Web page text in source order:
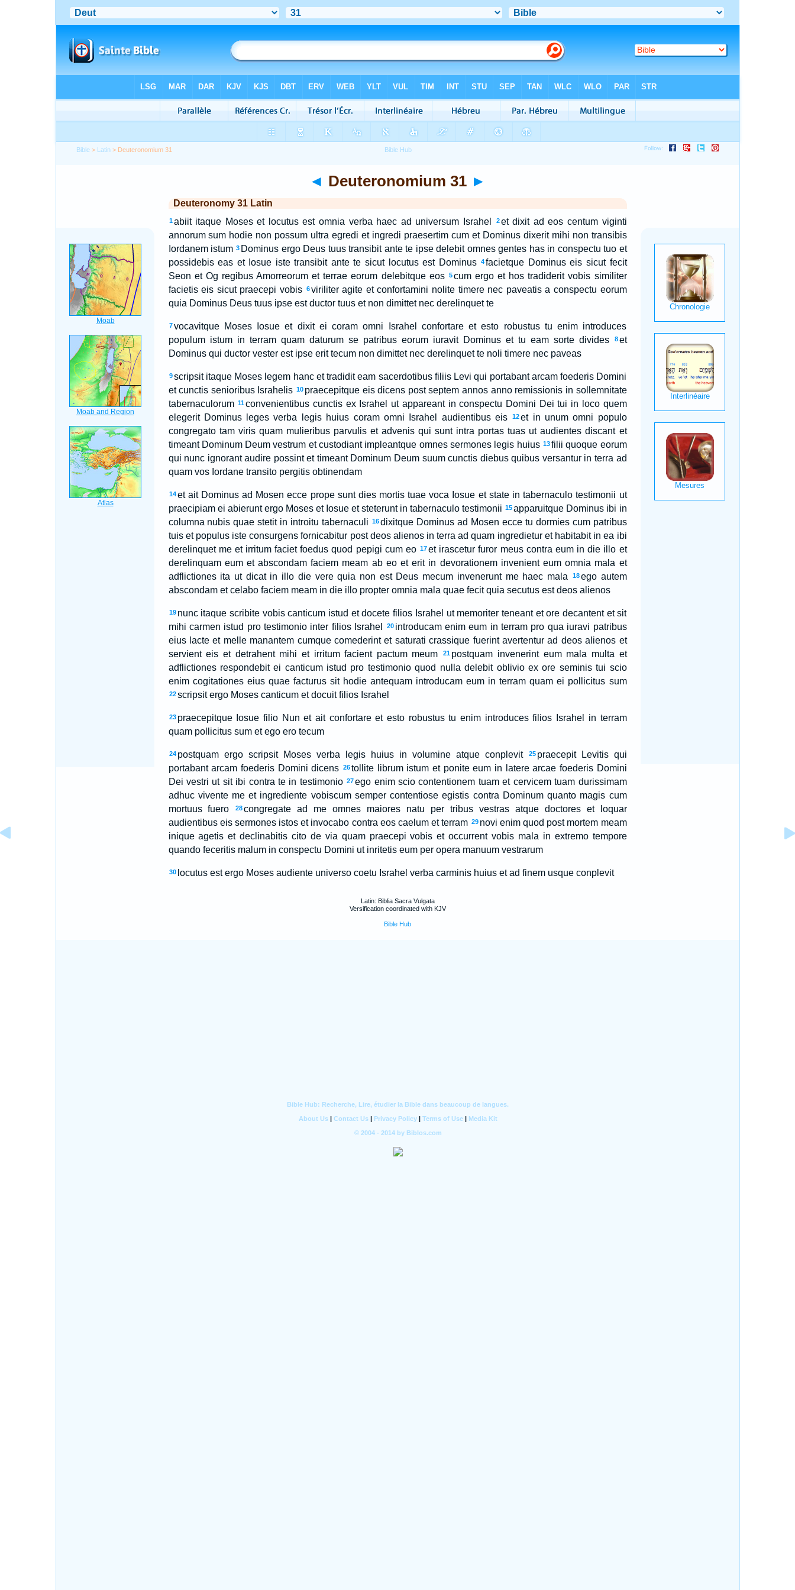
Bible > Latin > Deuteronomium 31
◄ Deuteronomium 31 ►
Deuteronomy 31 Latin
1 abiit itaque Moses et locutus est omnia verba haec ad universum Israhel 2 et dixit ad eos centum viginti
annorum sum hodie non possum ultra egredi et ingredi praesertim cum et Dominus dixerit mihi non transibis
Iordanem istum 3 Dominus ergo Deus tuus transibit ante te ipse delebit omnes gentes has in conspectu tuo et
possidebis eas et Iosue iste transibit ante te sicut locutus est Dominus
4facietque Dominus eis sicut fecit
Seon et Og regibus Amorreorum et terrae eorum delebitque eos
5cum ergo et hos tradiderit vobis similiter
facietis eis sicut praecepi vobis 6 viriliter agite et confortamini nolite timere nec paveatis a conspectu eorum
quia Dominus Deus tuus ipse est ductor tuus et non dimittet nec derelinquet te
7 vocavitque Moses Iosue et dixit ei coram omni Israhel confortare et esto robustus tu enim introduces
populum istum in terram quam daturum se patribus eorum iuravit Dominus et tu eam sorte divides
8 et
Dominus qui ductor vester est ipse erit tecum non dimittet nec derelinquet te noli timere nec paveas
9 scripsit itaque Moses legem hanc et tradidit eam sacerdotibus filiis Levi qui portabant arcam foederis Domini
et cunctis senioribus Israhelis 10 praecepitque eis dicens post septem annos anno remissionis in sollemnitate
tabernaculorum 11convenientibus cunctis ex Israhel ut appareant in conspectu Domini Dei tui in loco quem
elegerit Dominus leges verba legis huius coram omni Israhel audientibus eis
12et in unum omni populo
congregato tam viris quam mulieribus parvulis et advenis qui sunt intra portas tuas ut audientes discant et
timeant Dominum Deum vestrum et custodiant impleantque omnes sermones legis huius 13filii quoque eorum
qui nunc ignorant audire possint et timeant Dominum Deum suum cunctis diebus quibus versantur in terra ad
quam vos Iordane transito pergitis obtinendam
14 et ait Dominus ad Mosen ecce prope sunt dies mortis tuae voca Iosue et state in tabernaculo testimonii ut
praecipiam ei abierunt ergo Moses et Iosue et steterunt in tabernaculo testimonii 15apparuitque Dominus ibi in
columna nubis quae stetit in introitu tabernaculi 16dixitque Dominus ad Mosen ecce tu dormies cum patribus
tuis et populus iste consurgens fornicabitur post deos alienos in terra ad quam ingredietur et habitabit in ea ibi
derelinquet me et irritum faciet foedus quod pepigi cum eo 17et irascetur furor meus contra eum in die illo et
derelinquam eum et abscondam faciem meam ab eo et erit in devorationem invenient eum omnia mala et
adflictiones ita ut dicat in illo die vere quia non est Deus mecum invenerunt me haec mala
18ego autem
abscondam et celabo faciem meam in die illo propter omnia mala quae fecit quia secutus est deos alienos
19 nunc itaque scribite vobis canticum istud et docete filios Israhel ut memoriter teneant et ore decantent et sit
mihi carmen istud pro testimonio inter filios Israhel
20 introducam enim eum in terram pro qua iuravi patribus
eius lacte et melle manantem cumque comederint et saturati crassique fuerint avertentur ad deos alienos et
servient eis et detrahent mihi et irritum facient pactum meum
21 postquam invenerint eum mala multa et
adflictiones respondebit ei canticum istud pro testimonio quod nulla delebit oblivio ex ore seminis tui scio
enim cogitationes eius quae facturus sit hodie antequam introducam eum in terram quam ei pollicitus sum
22 scripsit ergo Moses canticum et docuit filios Israhel
23 praecepitque Iosue filio Nun et ait confortare et esto robustus tu enim introduces filios Israhel in terram
quam pollicitus sum et ego ero tecum
24 postquam ergo scripsit Moses verba legis huius in volumine atque conplevit 25 praecepit Levitis qui
portabant arcam foederis Domini dicens 26tollite librum istum et ponite eum in latere arcae foederis Domini
Dei vestri ut sit ibi contra te in testimonio 27ego enim scio contentionem tuam et cervicem tuam durissimam
adhuc vivente me et ingrediente vobiscum semper contentiose egistis contra Dominum quanto magis cum
mortuus fuero
28congregate ad me omnes maiores natu per tribus vestras atque doctores et loquar
audientibus eis sermones istos et invocabo contra eos caelum et terram 29 novi enim quod post mortem meam
inique agetis et declinabitis cito de via quam praecepi vobis et occurrent vobis mala in extremo tempore
quando feceritis malum in conspectu Domini ut inritetis eum per opera manuum vestrarum
30 locutus est ergo Moses audiente universo coetu Israhel verba carminis huius et ad finem usque conplevit
Latin: Biblia Sacra Vulgata
Versification coordinated with KJV
Bible Hub